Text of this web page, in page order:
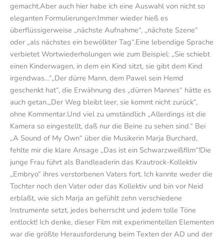
gemacht.Aber auch hier habe ich eine Auswahl von nicht so
eleganten Formulierungen:Immer wieder hieß es
überflüssigerweise „nächste Aufnahme“, „nächste Szene“
oder „als nächstes ein bewölkter Tag“.Eine lebendige Sprache
verbietet Wortwiederholungen wie zum Beispiel: „Sie schiebt
einen Kinderwagen, in dem ein Kind sitzt, sie gibt dem Kind
irgendwas…“„Der dürre Mann, dem Pawel sein Hemd
geschenkt hat“, die Erwähnung des „dürren Mannes“ hätte es
auch getan.„Der Weg bleibt leer, sie kommt nicht zurück“,
ohne Kommentar.Und viel zu umständlich „Allerdings ist die
Kamera so eingestellt, daß nur die Beine zu sehen sind.“ Bei
„A Sound of My Own“ über die Musikerin Marja Burchard,
fehlte mir die klare Ansage „Das ist ein Schwarzweißfilm“!Die
junge Frau führt als Bandleaderin das Krautrock-Kollektiv
„Embryo“ ihres verstorbenen Vaters fort. Ich kannte weder die
Tochter noch den Vater oder das Kollektiv und bin vor Neid
erblaßt, wie sich Marja an gefühlt zehn verschiedene
Instrumente setzt, jedes beherrscht und jedem tolle Töne
entlockt! Ich denke, dieser Film mit experimentellen Elementen
war die größte Herausforderung beim Texten der AD und der